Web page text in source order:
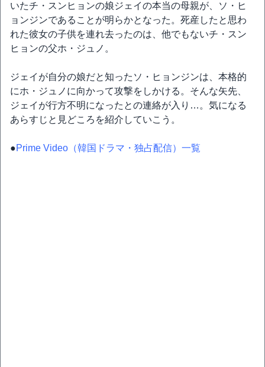
いたチ・スンヒョンの娘ジェイの本当の母親が、ソ・ヒ
ョンジンであることが明らかとなった。死産したと思わ
れた彼女の子供を連れ去ったのは、他でもないチ・スン
ヒョンの父ホ・ジュノ。
ジェイが自分の娘だと知ったソ・ヒョンジンは、本格的
にホ・ジュノに向かって攻撃をしかける。そんな矢先、
ジェイが行方不明になったとの連絡が入り…。気になる
あらすじと見どころを紹介していこう。
●Prime Video（韓国ドラマ・独占配信）一覧